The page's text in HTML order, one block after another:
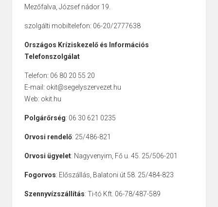
Mezőfalva, József nádor 19.
szolgálti mobiltelefon: 06-20/2777638
Országos Kríziskezelő és Információs
Telefonszolgálat
Telefon: 06 80 20 55 20
E-mail: okit@segelyszervezet.hu
Web: okit.hu
Polgárőrség: 06 30 621 0235
Orvosi rendelő: 25/486-821
Orvosi ügyelet: Nagyvenyim, Fő u. 45. 25/506-201
Fogorvos: Előszállás, Balatoni út 58. 25/484-823
Szennyvízszállítás: Ti-tó Kft. 06-78/487-589